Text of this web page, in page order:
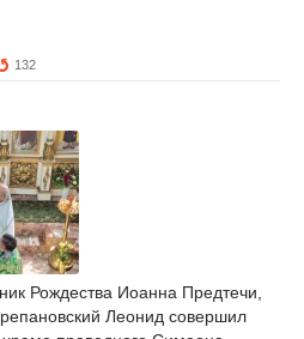
132
Рождества Иоанна Предтечи,
Леонид совершил